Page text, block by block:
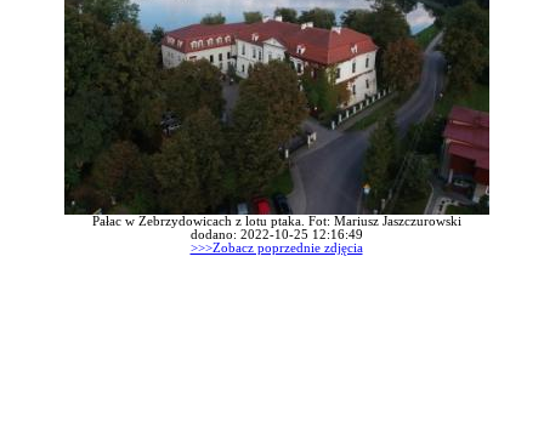
Pałac w Zebrzydowicach z lotu ptaka. Fot: Mariusz Jaszczurowski
dodano: 2022-10-25 12:16:49
>>>Zobacz poprzednie zdjęcia